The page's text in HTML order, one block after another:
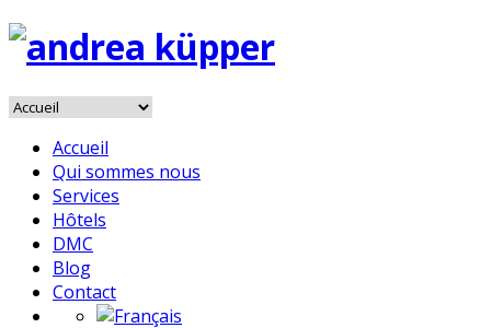
Accueil
Qui sommes nous
Services
Hôtels
DMC
Blog
Contact